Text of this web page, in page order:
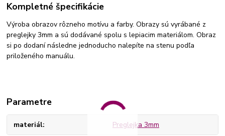
Kompletné špecifikácie
Výroba obrazov rôzneho motívu a farby. Obrazy sú vyrábané z
preglejky 3mm a sú dodávané spolu s lepiacim materiálom. Obraz
si po dodaní následne jednoducho nalepíte na stenu podľa
priloženého manuálu.
Parametre
materiál Preglejka 3mm